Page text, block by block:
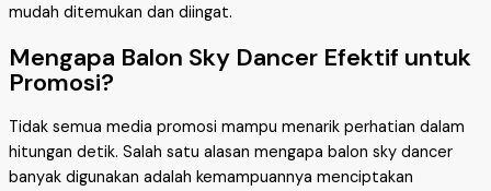
mudah ditemukan dan diingat.
Mengapa Balon Sky Dancer Efektif untuk
Promosi?
Tidak semua media promosi mampu menarik perhatian dalam
hitungan detik. Salah satu alasan mengapa balon sky dancer
banyak digunakan adalah kemampuannya menciptakan